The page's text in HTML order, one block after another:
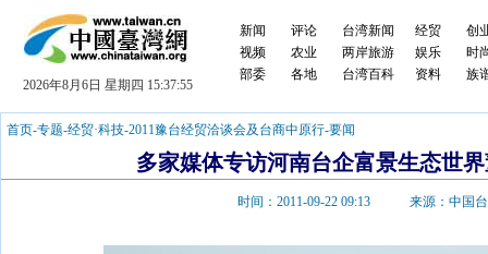
2026年8月6日 星期四 15:37:56
新闻
视频
部委
评论
农业
各地
台湾新闻
两岸旅游
台湾百科
经贸
娱乐
资料
创
时
族
首页-专题-经贸·科技-2011豫台经贸洽谈会及台商中原行-要闻
多家媒体专访河南台企富景生态世
时间：2011-09-22 09:13 来源：中国